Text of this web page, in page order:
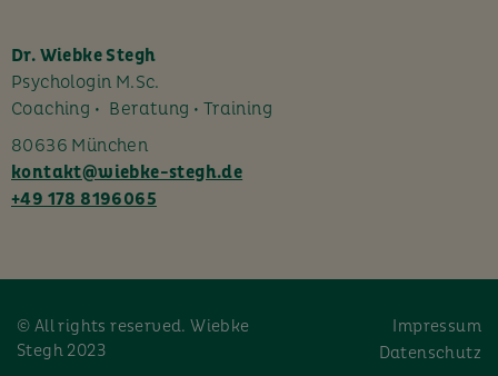
e
e
r
.
Dr. Wiebke Stegh
Psychologin M.Sc.
Coaching • Beratung • Training
80636 München
kontakt@wiebke-stegh.de
+49 178 8196065
Impressum
Datenschutz
© All rights reserved. Wiebke
Stegh 2023